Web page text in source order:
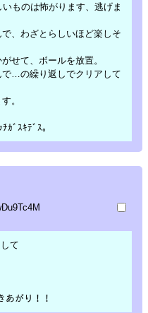
ものは怖がります、逃げま
、わざとらしいほど楽しそ
せて、ボールを放置。
…の繰り返しでクリアして
。
ｶﾞｽｷﾃﾞｽ。
て
り！！